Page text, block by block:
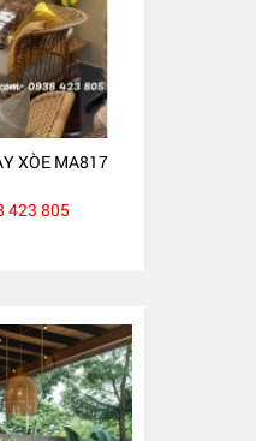
XÒE MA817
423 805